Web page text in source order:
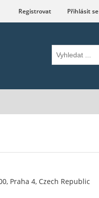
Registrovat Přihlásit se
Praha 4, Czech Republic